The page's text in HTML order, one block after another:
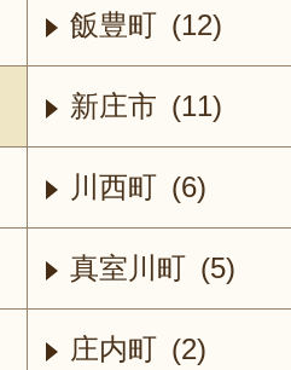
飯豊町 (12)
新庄市 (11)
川西町 (6)
真室川町 (5)
庄内町 (2)